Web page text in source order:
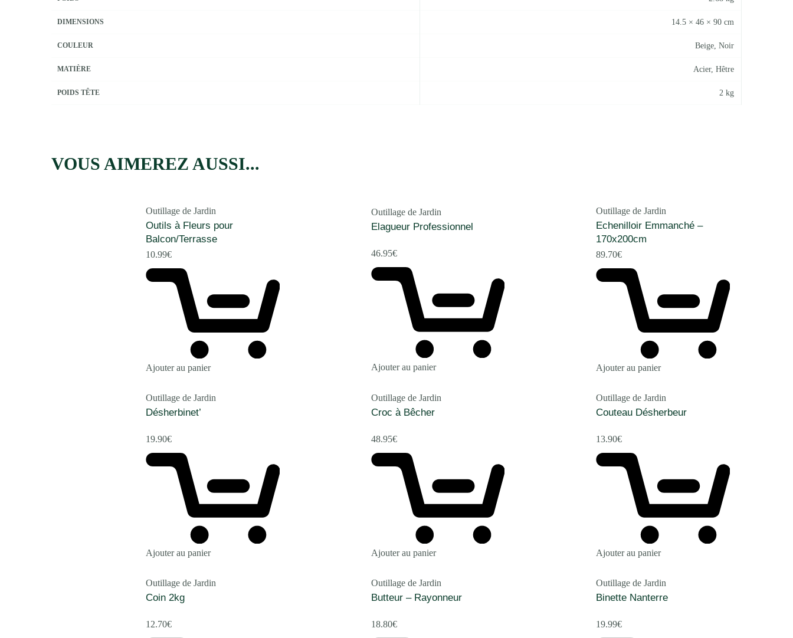
DIMENSIONS 14.5 × 46 × 90 cm
COULEUR Beige Noir
MATIÈRE Acier, Hêtre
POIDS TÊTE 2 kg
VOUS AIMEREZ AUSSI...
Outillage de Jardin
Outils à Fleurs pour
Balcon/Terrasse
10.99€
Ajouter au panier
Outillage de Jardin
Elagueur Professionnel
46.95€
Ajouter au panier
Outillage de Jardin
Echenilloir Emmanché –
170x200cm
89.70€
Ajouter au panier
Outillage de Jardin
Désherbinet’
19.90€
Ajouter au panier
Outillage de Jardin
Croc à Bêcher
48.95€
Ajouter au panier
Outillage de Jardin
Couteau Désherbeur
13.90€
Ajouter au panier
Outillage de Jardin
Coin 2kg
12.70€
Outillage de Jardin
Butteur – Rayonneur
18.80€
Outillage de Jardin
Binette Nanterre
19.99€